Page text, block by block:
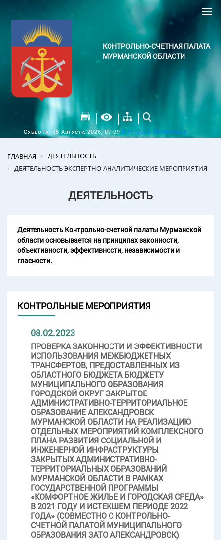
КОНТРОЛЬНО-СЧЕТНАЯ ПАЛАТА
МУРМАНСКОЙ ОБЛАСТИ
Суббота, 08 Августа 2026, 07:09 Погода в Мурманске
ГЛАВНАЯ
ДЕЯТЕЛЬНОСТЬ
ДЕЯТЕЛЬНОСТЬ ЭКСПЕРТНО-АНАЛИТИЧЕСКИЕ МЕРОПРИЯТИЯ
ДЕЯТЕЛЬНОСТЬ
Деятельность Контрольно-счетной палаты Мурманской
области основывается на принципах законности,
объективности, эффективности, независимости и
гласности.
КОНТРОЛЬНЫЕ МЕРОПРИЯТИЯ
08.02.2023
ПРОВЕРКА ЗАКОННОСТИ И ЭФФЕКТИВНОСТИ
ИСПОЛЬЗОВАНИЯ МЕЖБЮДЖЕТНЫХ
ТРАНСФЕРТОВ, ПРЕДОСТАВЛЕННЫХ ИЗ
ОБЛАСТНОГО БЮДЖЕТА БЮДЖЕТУ
МУНИЦИПАЛЬНОГО ОБРАЗОВАНИЯ
ГОРОДСКОЙ ОКРУГ ЗАКРЫТОЕ
АДМИНИСТРАТИВНО-ТЕРРИТОРИАЛЬНОЕ
ОБРАЗОВАНИЕ АЛЕКСАНДРОВСК
МУРМАНСКОЙ ОБЛАСТИ НА РЕАЛИЗАЦИЮ
ОТДЕЛЬНЫХ МЕРОПРИЯТИЙ КОМПЛЕКСНОГО
ПЛАНА РАЗВИТИЯ СОЦИАЛЬНОЙ И
ИНЖЕНЕРНОЙ ИНФРАСТРУКТУРЫ
ЗАКРЫТЫХ АДМИНИСТРАТИВНО-
ТЕРРИТОРИАЛЬНЫХ ОБРАЗОВАНИЙ
МУРМАНСКОЙ ОБЛАСТИ В РАМКАХ
ГОСУДАРСТВЕННОЙ ПРОГРАММЫ
«КОМФОРТНОЕ ЖИЛЬЕ И ГОРОДСКАЯ СРЕДА»
В 2021 ГОДУ И ИСТЕКШЕМ ПЕРИОДЕ 2022
ГОДА» (СОВМЕСТНО С КОНТРОЛЬНО-
СЧЕТНОЙ ПАЛАТОЙ МУНИЦИПАЛЬНОГО
ОБРАЗОВАНИЯ ЗАТО АЛЕКСАНДРОВСК)